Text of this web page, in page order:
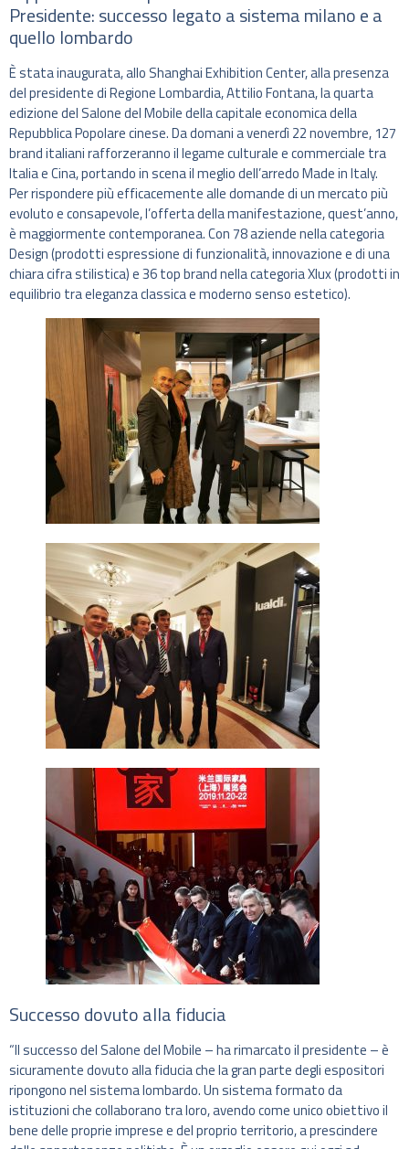
Presidente: successo legato a sistema milano e a
quello lombardo
È stata inaugurata, allo Shanghai Exhibition Center, alla presenza
del presidente di Regione Lombardia, Attilio Fontana, la quarta
edizione del Salone del Mobile della capitale economica della
Repubblica Popolare cinese. Da domani a venerdì 22 novembre, 127
brand italiani rafforzeranno il legame culturale e commerciale tra
Italia e Cina, portando in scena il meglio dell’arredo Made in Italy.
Per rispondere più efficacemente alle domande di un mercato più
evoluto e consapevole, l’offerta della manifestazione, quest’anno,
è maggiormente contemporanea. Con 78 aziende nella categoria
Design (prodotti espressione di funzionalità, innovazione e di una
chiara cifra stilistica) e 36 top brand nella categoria Xlux (prodotti in
equilibrio tra eleganza classica e moderno senso estetico).
Successo dovuto alla fiducia
“Il successo del Salone del Mobile – ha rimarcato il presidente – è
sicuramente dovuto alla fiducia che la gran parte degli espositori
ripongono nel sistema lombardo. Un sistema formato da
istituzioni che collaborano tra loro, avendo come unico obiettivo il
bene delle proprie imprese e del proprio territorio, a prescindere